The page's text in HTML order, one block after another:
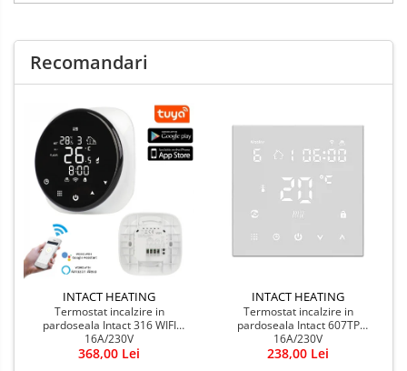
Recomandari
INTACT HEATING
Termostat incalzire in
pardoseala Intact 316 WIFI
16A/230V
368,00 Lei
INTACT HEATING
Termostat incalzire in
pardoseala Intact 607TP
16A/230V
238,00 Lei